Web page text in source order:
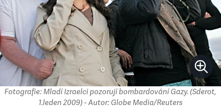
Fotografie: Mladí Izraelci pozorují bombardování Gazy. (Sderot,
1.leden 2009) - Autor: Globe Media/Reuters